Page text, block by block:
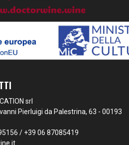
srl
Pierluigi da Palestrina, 63 - 00193
/ +39 06 87085419